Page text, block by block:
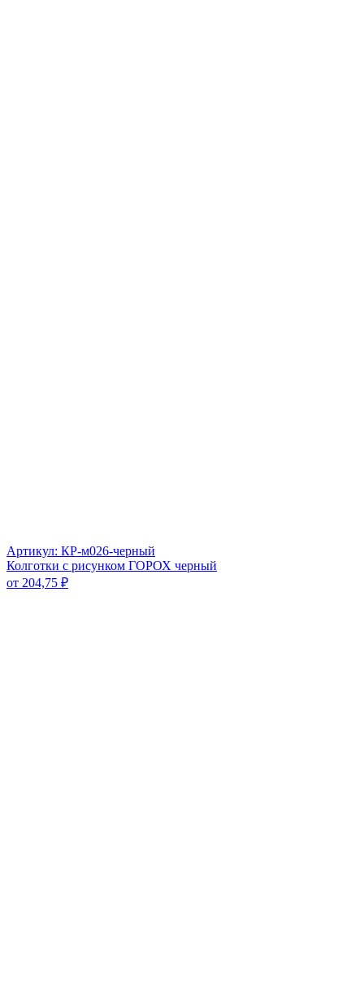
Артикул: КР-м026-черный
Колготки с рисунком ГОРОХ черный
от 204,75 ₽